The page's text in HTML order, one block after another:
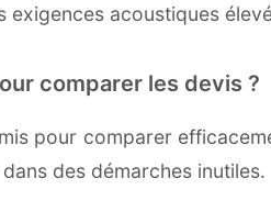
acoustiques
comparer les devis ?
pour comparer
des démarches inutiles.